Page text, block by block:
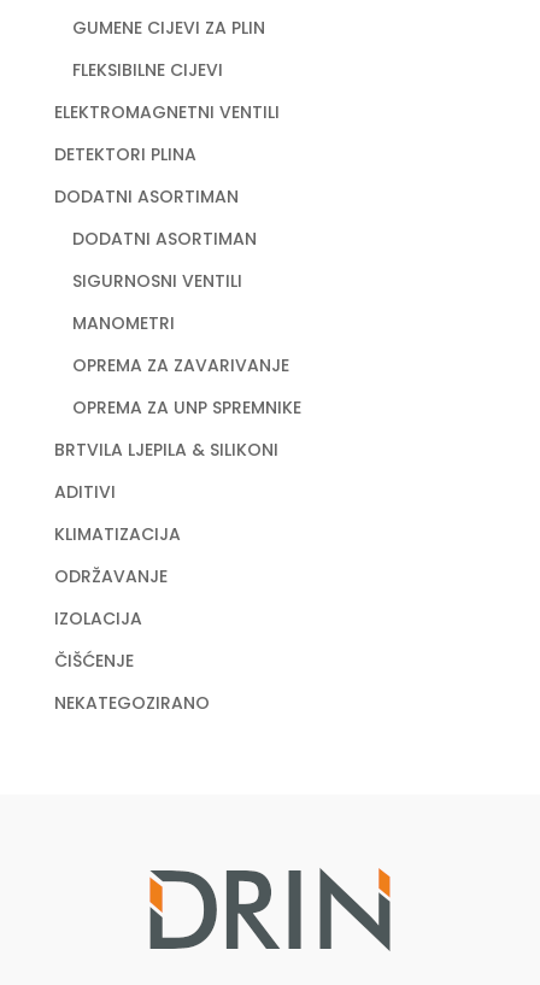
GUMENE CIJEVI ZA PLIN
FLEKSIBILNE CIJEVI
ELEKTROMAGNETNI VENTILI
DETEKTORI PLINA
DODATNI ASORTIMAN
DODATNI ASORTIMAN
SIGURNOSNI VENTILI
MANOMETRI
OPREMA ZA ZAVARIVANJE
OPREMA ZA UNP SPREMNIKE
BRTVILA LJEPILA & SILIKONI
ADITIVI
KLIMATIZACIJA
ODRŽAVANJE
IZOLACIJA
ČIŠĆENJE
NEKATEGOZIRANO